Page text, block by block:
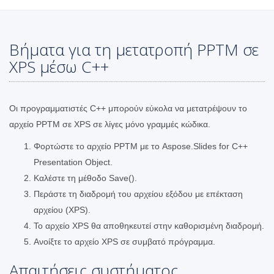
Βήματα για τη μετατροπή PPTM σε
XPS μέσω C++
Οι προγραμματιστές C++ μπορούν εύκολα να μετατρέψουν το
αρχείο PPTM σε XPS σε λίγες μόνο γραμμές κώδικα.
Φορτώστε το αρχείο PPTM με το Aspose.Slides for C++
Presentation Object.
Καλέστε τη μέθοδο Save().
Περάστε τη διαδρομή του αρχείου εξόδου με επέκταση
αρχείου (XPS).
Το αρχείο XPS θα αποθηκευτεί στην καθορισμένη διαδρομή.
Ανοίξτε το αρχείο XPS σε συμβατό πρόγραμμα.